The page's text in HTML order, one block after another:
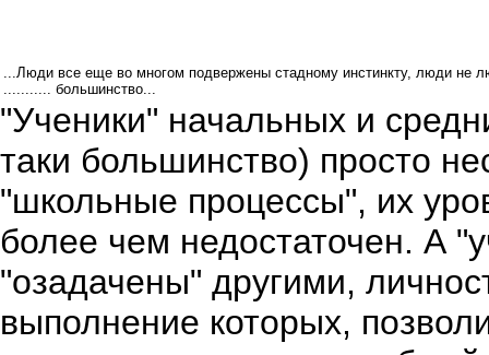
...Люди все еще во многом подвержены стадному инстинкту, люди не
........... большинство...
"Ученики" начальных и
таки большинство) просто
"школьные процессы", их
более чем недостаточен. А
"озадачены" другими,
выполнение которых,